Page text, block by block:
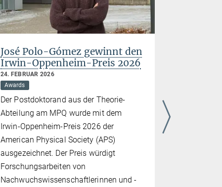
José Polo-Gómez gewinnt den
Irwin-Oppenheim-Preis 2026
24. FEBRUAR 2026
Awards
Der Postdoktorand aus der Theorie-
Abteilung am MPQ wurde mit dem
Irwin-Oppenheim-Preis 2026 der
American Physical Society (APS)
ausgezeichnet. Der Preis würdigt
Forschungsarbeiten von
Nachwuchswissenschaftlerinnen und -